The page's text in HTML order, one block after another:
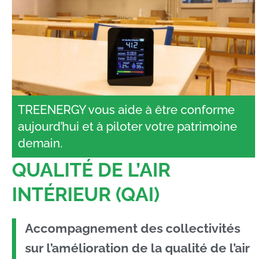
TREENERGY vous aide à être conforme
aujourd’hui et à piloter votre patrimoine
demain.
QUALITÉ DE L’AIR
INTÉRIEUR (QAI)
Accompagnement des collectivités
sur l’amélioration de la qualité de l’air